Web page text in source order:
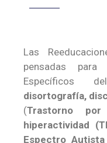
Las
pensadas para
Específicos
disortografía,
(Trastorno
hiperactividad
Espectro Autista